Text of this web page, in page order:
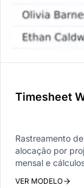
Timesheet
Rastreamento
alocação por
mensal e
VER MODELO